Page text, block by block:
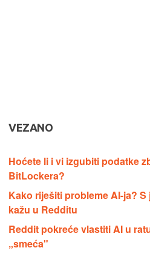
VEZANO
Hoćete li i vi izgubiti podatke
BitLockera?
Kako riješiti probleme AI-ja?
kažu u Redditu
Reddit pokreće vlastiti AI u
„smeća"